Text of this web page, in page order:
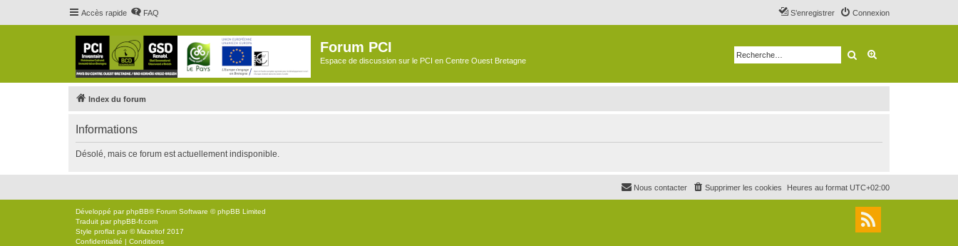
Accès rapide FAQ Connexion
S’enregistrer
Forum PCI
Espace de discussion sur le PCI en Centre Ouest Bretagne Rechercher
Index du forum
Informations
Désolé, mais ce forum est actuellement indisponible.
Heures au format UTC+02:00
Supprimer les cookies
Nous contacter
Développé parphpBB® Forum Software © phpBB Limited
Traduit parphpBB-fr.com
Style proflat par ©Mazeltof 2017
Confidentialité | Conditions